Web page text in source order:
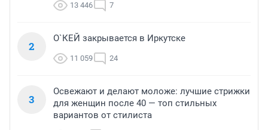
13 446 7
2
О`КЕЙ закрывается в Иркутске
11 059 24
3
Освежают и делают моложе: лучшие стрижки
для женщин после 40 — топ стильных
вариантов от стилиста